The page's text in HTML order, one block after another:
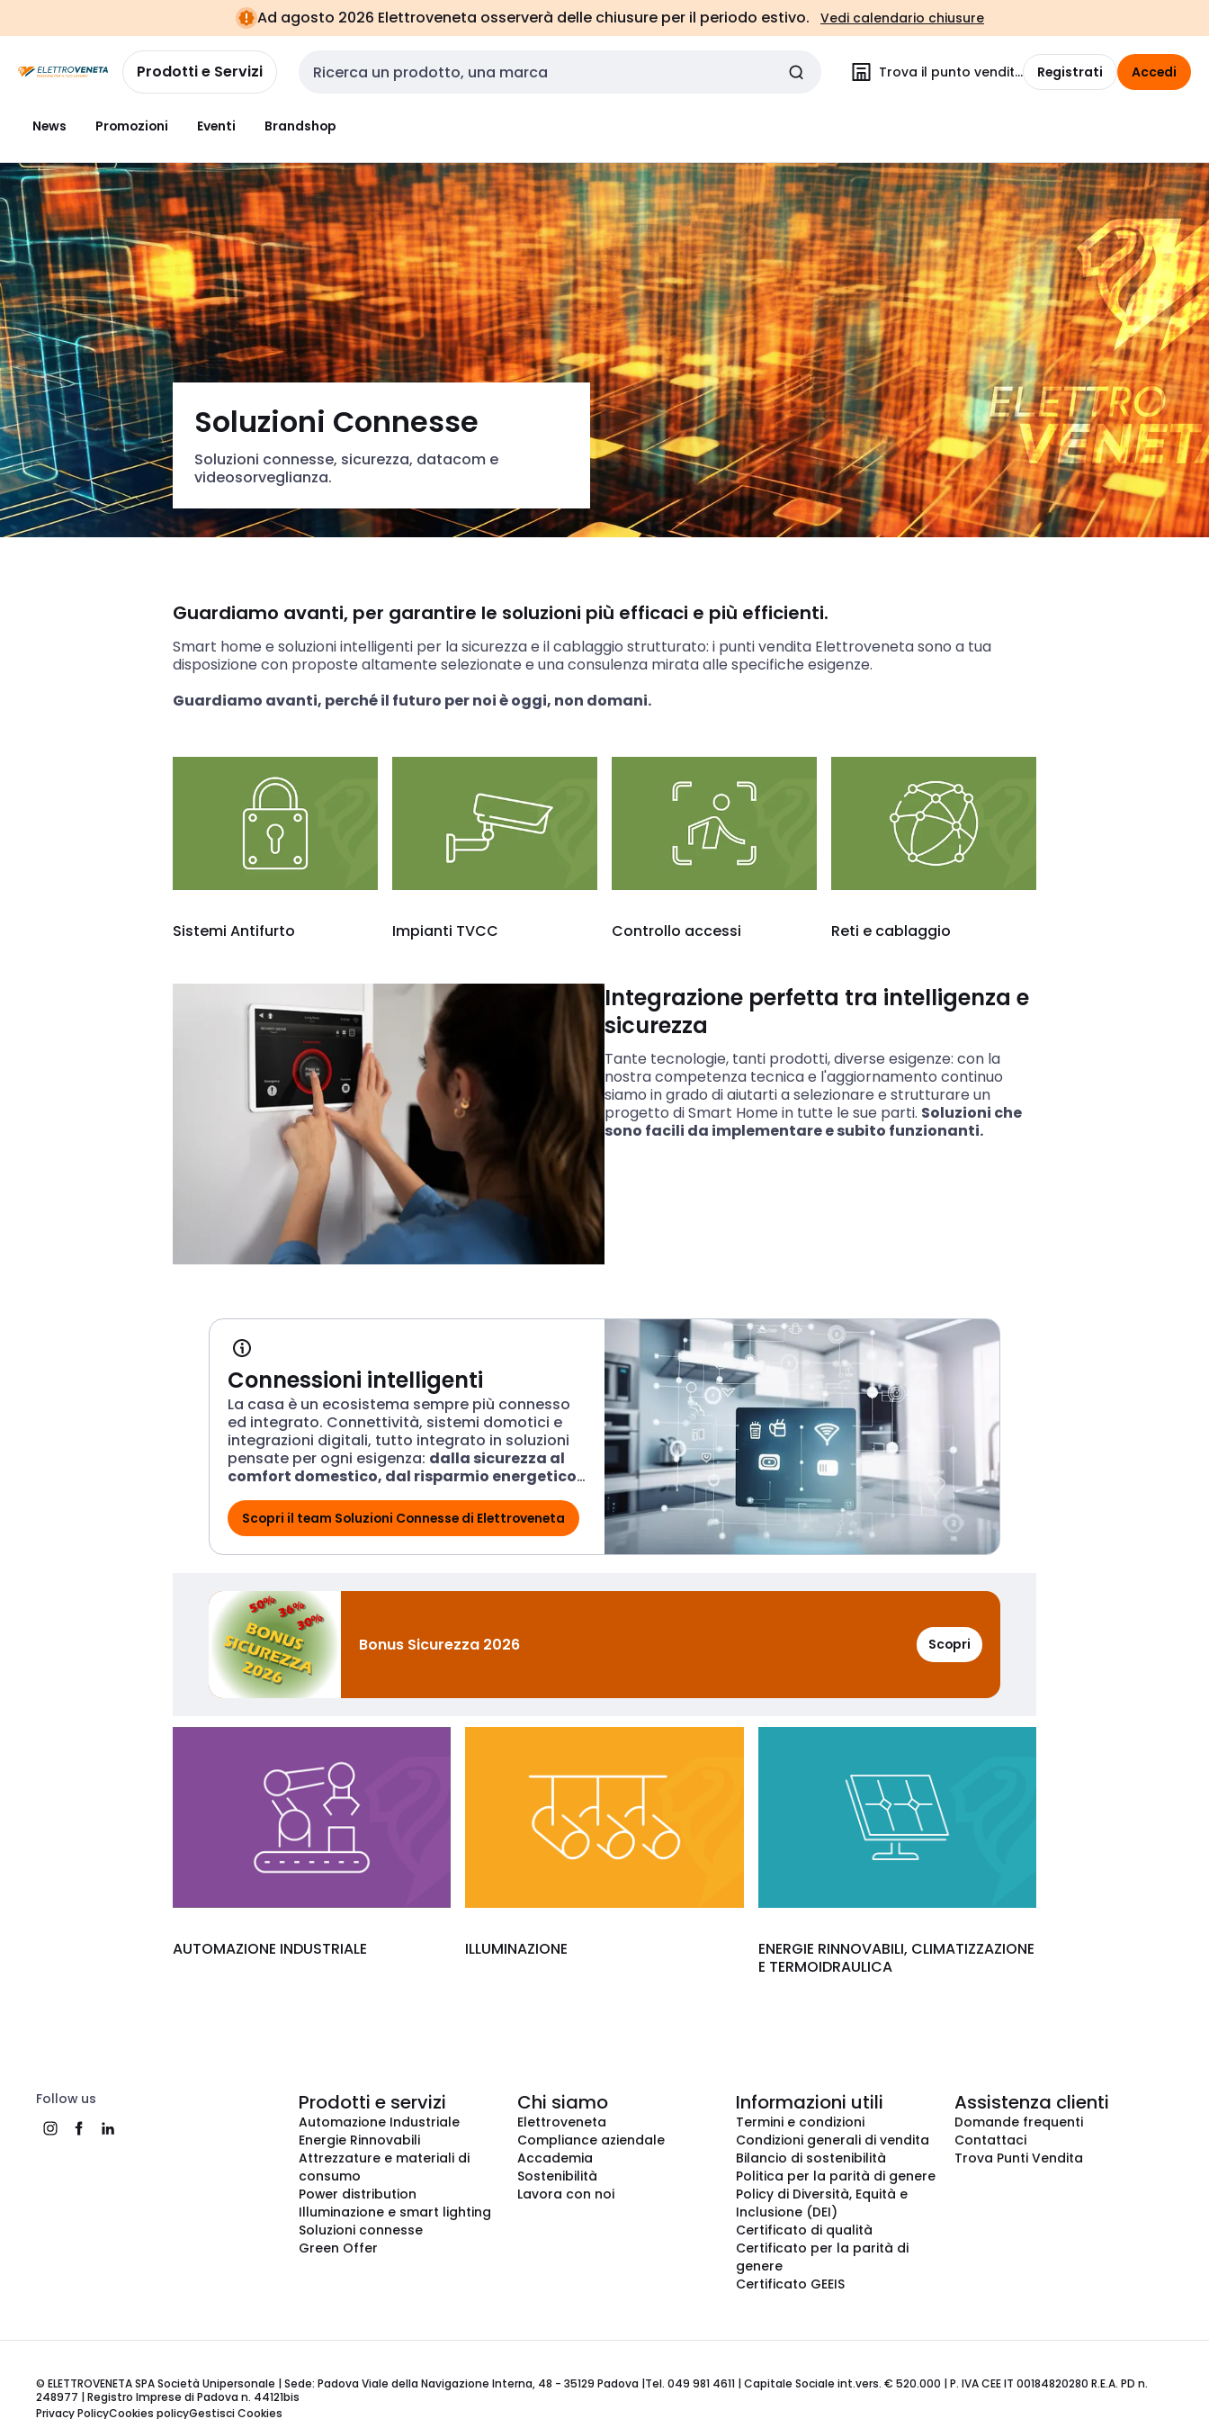
navigazionealla
pagina
Ad agosto 2026 Elettroveneta osserverà delle chiusure per il periodo estivo. Vedi calendario chiusure
Prodotti e Servizi Cerca input Trova il punto vendita Registrati Accedi
News Promozioni Eventi Brandshop
Soluzioni Connesse
Soluzioni connesse, sicurezza, datacom e
videosorveglianza.
Guardiamo avanti, per garantire le soluzioni più efficaci e più efficienti.
Smart home e soluzioni intelligenti per la sicurezza e il cablaggio strutturato: i punti vendita Elettroveneta sono a tua
disposizione con proposte altamente selezionate e una consulenza mirata alle specifiche esigenze.
Guardiamo avanti, perché il futuro per noi è oggi, non domani.
Sistemi Antifurto Impianti TVCC Controllo accessi Reti e cablaggio
Integrazione perfetta tra intelligenza e
sicurezza
Tante tecnologie, tanti prodotti, diverse esigenze: con la
nostra competenza tecnica e l'aggiornamento continuo
siamo in grado di aiutarti a selezionare e strutturare un
progetto di Smart Home in tutte le sue parti. Soluzioni che
sono facili da implementare e subito funzionanti.
Connessioni intelligenti
La casa è un ecosistema sempre più connesso
ed integrato. Connettività, sistemi domotici e
integrazioni digitali, tutto integrato in soluzioni
pensate per ogni esigenza: dalla sicurezza al
comfort domestico, dal risparmio energetico
accompagna nella ricerca del prodotto
migliore.
Connessioni intelligenti
Scopri il team Soluzioni Connesse di Elettroveneta
Bonus Sicurezza 2026 Scopri
AUTOMAZIONE INDUSTRIALE ILLUMINAZIONE
ENERGIE RINNOVABILI, CLIMATIZZAZIONE
E TERMOIDRAULICA
Follow us Prodotti e servizi
Automazione Industriale
Energie Rinnovabili
Attrezzature e materiali di
consumo
Power distribution
Illuminazione e smart lighting
Soluzioni connesse
Green Offer
Chi siamo
Elettroveneta
Compliance aziendale
Accademia
Sostenibilità
Lavora con noi
Informazioni utili
Termini e condizioni
Condizioni generali di vendita
Bilancio di sostenibilità
Politica per la parità di genere
Policy di Diversità, Equità e
Inclusione (DEI)
Certificato di qualità
Certificato per la parità di
genere
Certificato GEEIS
Assistenza clienti
Domande frequenti
Contattaci
Trova Punti Vendita
© ELETTROVENETA SPA Società Unipersonale | Sede: Padova Viale della Navigazione Interna, 48 - 35129 Padova |Tel. 049 981 4611 | Capitale Sociale int.vers. € 520.000 | P. IVA CEE IT 00184820280 R.E.A. PD n.
248977 | Registro Imprese di Padova n. 44121bis
Privacy PolicyCookies policyGestisci Cookies